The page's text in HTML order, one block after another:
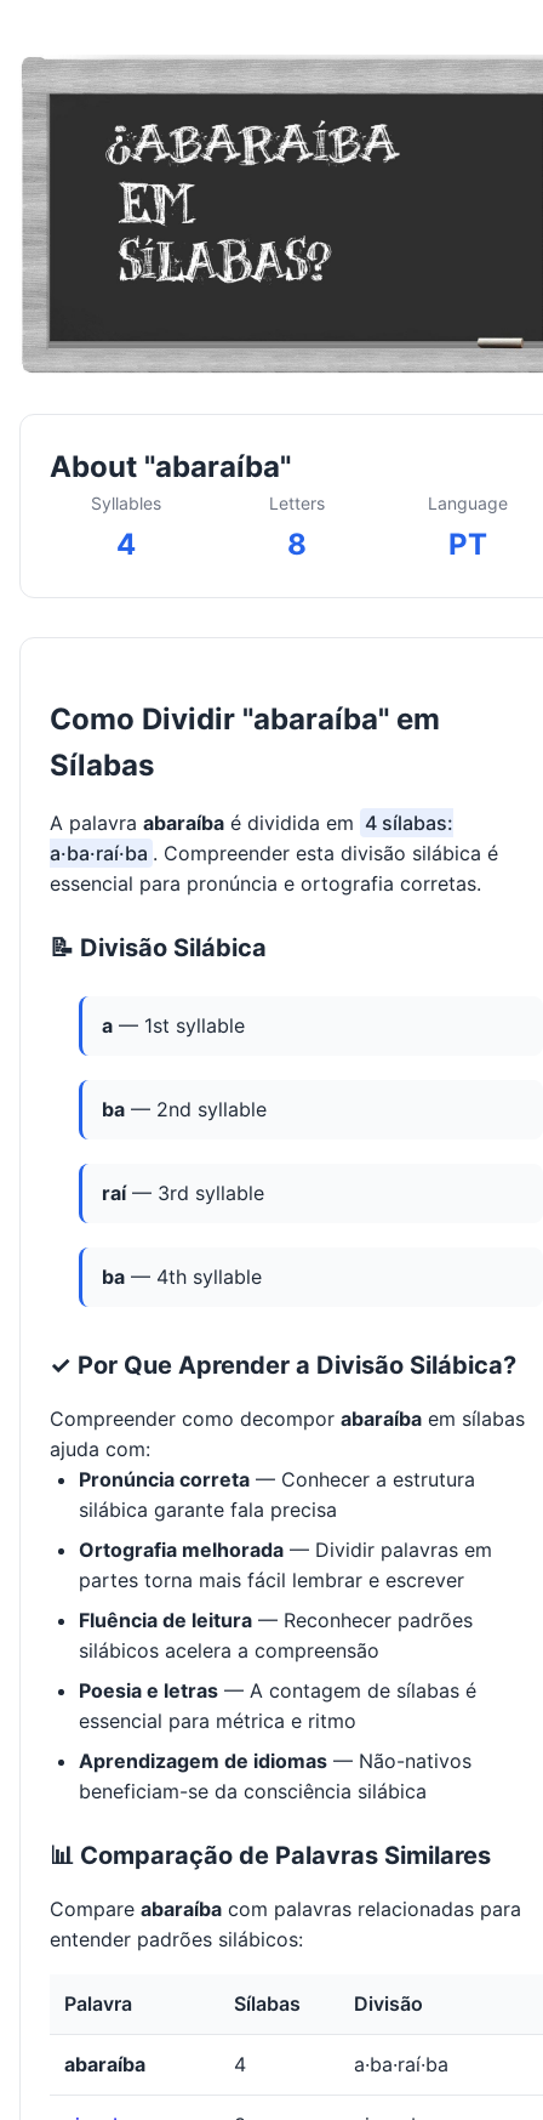
About "abaraíba"
Syllables
4
Letters
8
Language
PT
Como Dividir "abaraíba" em
Sílabas
A palavra abaraíba é dividida em 4 sílabas:
a·ba·raí·ba . Compreender esta divisão silábica é
essencial para pronúncia e ortografia corretas.
📝 Divisão Silábica
a — 1st syllable
ba — 2nd syllable
raí— 3rd syllable
ba — 4th syllable
✓ Por Que Aprender a Divisão Silábica?
Compreender como decompor abaraíba em sílabas
ajuda com:
Pronúncia correta — Conhecer a estrutura
silábica garante fala precisa
Ortografia melhorada — Dividir palavras em
partes torna mais fácil lembrar e escrever
Fluência de leitura — Reconhecer padrões
silábicos acelera a compreensão
Poesia e letras — A contagem de sílabas é
essencial para métrica e ritmo
Aprendizagem de idiomas — Não-nativos
beneficiam-se da consciência silábica
📊 Comparação de Palavras Similares
Compare abaraíba com palavras relacionadas para
entender padrões silábicos:
Palavra Sílabas Divisão
abaraíba 4 a·ba·raí·ba